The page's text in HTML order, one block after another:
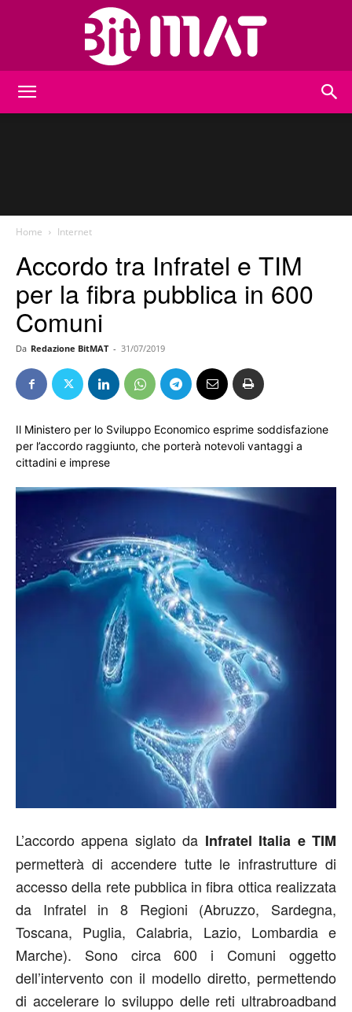
Home Internet
Accordo tra Infratel e TIM
per la fibra pubblica in 600
Comuni
Da Redazione BitMAT - 31/07/2019
Il Ministero per lo Sviluppo Economico esprime soddisfazione
per l’accordo raggiunto, che porterà notevoli vantaggi a
cittadini e imprese
L’accordo appena siglato da Infratel Italia e TIM
permetterà di accendere tutte le infrastrutture di
accesso della rete pubblica in fibra ottica realizzata
da Infratel in 8 Regioni (Abruzzo, Sardegna,
Toscana, Puglia, Calabria, Lazio, Lombardia e
Marche). Sono circa 600 i Comuni oggetto
dell’intervento con il modello diretto, permettendo
di accelerare lo sviluppo delle reti ultrabroadband